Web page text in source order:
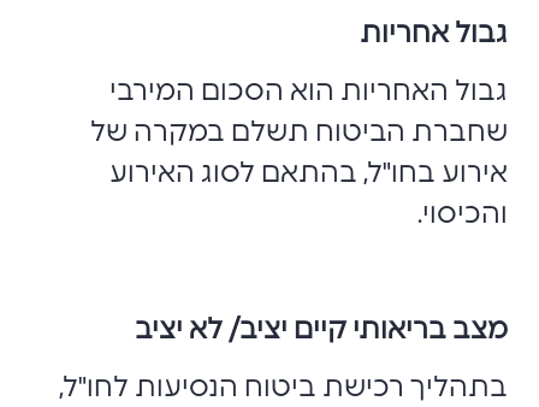
גבול אחריות
גבול האחריות הוא הסכום המירבי
שחברת הביטוח תשלם במקרה של
אירוע בחו"ל, בהתאם לסוג האירוע
והכיסוי.
מצב בריאותי קיים יציב/ לא יציב
בתהליך רכישת ביטוח הנסיעות לחו"ל,